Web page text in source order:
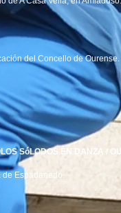
del Concello de Ourense.
SóLODOS EN DANZA /
de Espadanedo.